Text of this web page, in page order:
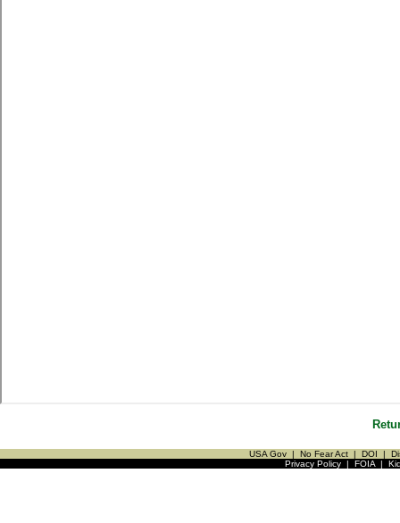
USA Gov | No Fear Act | DOI |
Privacy Policy| FOIA|